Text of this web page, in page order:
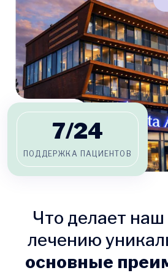
7/24
ПОДДЕРЖКА ПАЦИЕНТОВ
Что делает наш
лечению
основные